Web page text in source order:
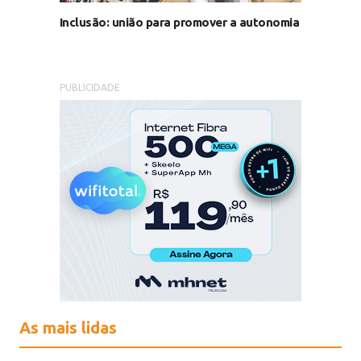
Inclusão: união para promover a autonomia
PUBLICIDADE
As mais lidas